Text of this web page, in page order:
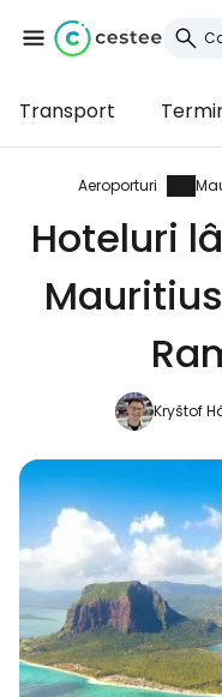
Transport
Aeroporturi
Hoteluri
Kryštof
Cestee
... comunitatea